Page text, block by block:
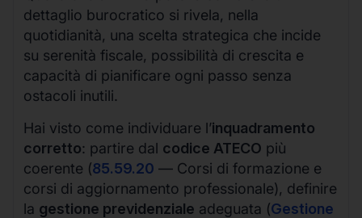
dettaglio burocratico si rivela, nella
quotidianità, una scelta strategica che incide
su serenità fiscale, possibilità di crescita e
capacità di pianificare ogni passo senza
ostacoli inutili.
Hai visto come individuare l’inquadramento
corretto: partire dal codice ATECO più
coerente (85.59.20 — Corsi di formazione e
corsi di aggiornamento professionale), definire
la gestione previdenziale adeguata (Gestione